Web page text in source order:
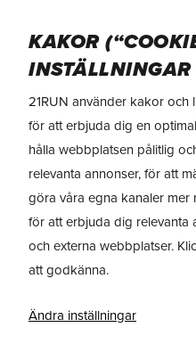
ZOOM
By 21RUN
KAKOR
INSTÄLLNINGAR
21RUN använder kakor och
för att erbjuda dig en
hålla webbplatsen pålitlig
relevanta annonser, för att
göra våra egna kanaler mer
för att erbjuda dig relevanta
och externa webbplatser.
att godkänna.
Ändra inställningar